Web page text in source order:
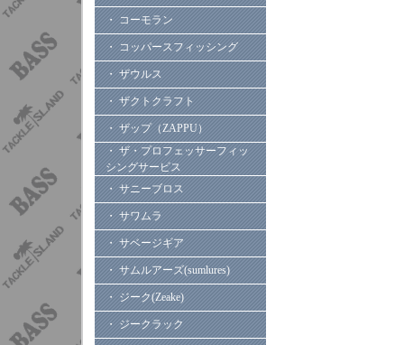
・ コーモラン
・ コッパースフィッシング
・ ザウルス
・ ザクトクラフト
・ ザップ（ZAPPU）
・ ザ・プロフェッサーフィッ
シングサービス
・ サニーブロス
・ サワムラ
・ サベージギア
・ サムルアーズ(sumlures)
・ ジーク(Zeake)
・ ジークラック